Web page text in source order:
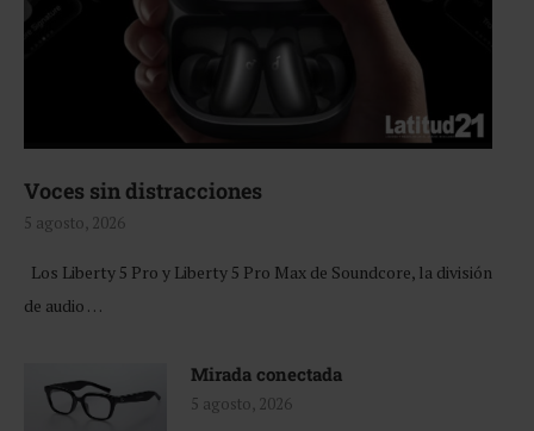
Voces sin distracciones
5 agosto, 2026
Los Liberty 5 Pro y Liberty 5 Pro Max de Soundcore, la división
de audio …
Mirada conectada
5 agosto, 2026